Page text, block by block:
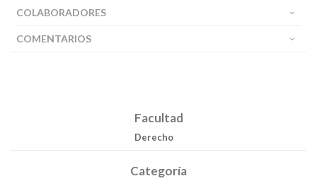
COLABORADORES
COMENTARIOS
Facultad
Derecho
Categoría